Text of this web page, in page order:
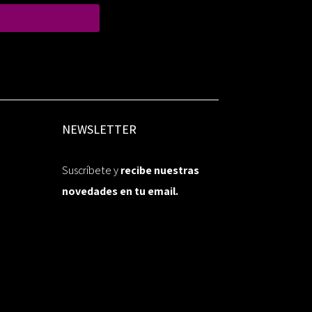
NEWSLETTER
Suscríbete yrecibe nuestras
novedades en tu email.